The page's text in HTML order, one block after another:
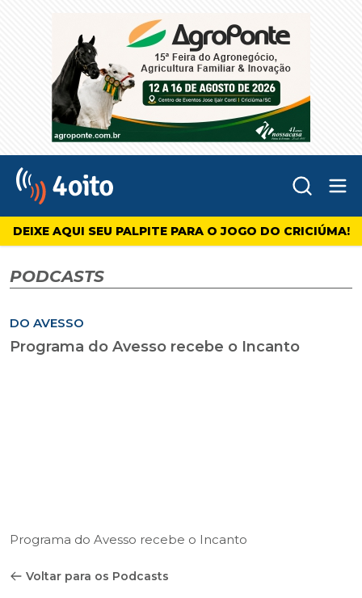
4oito
DEIXE AQUI SEU PALPITE PARA O JOGO DO CRICIÚMA!
PODCASTS
DO AVESSO
Programa do Avesso recebe o Incanto
Programa do Avesso recebe o Incanto
Voltar para os Podcasts